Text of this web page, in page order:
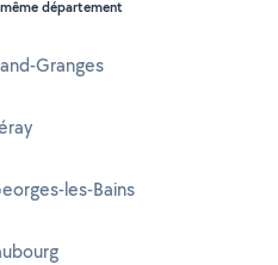
département
Granges
les-Bains